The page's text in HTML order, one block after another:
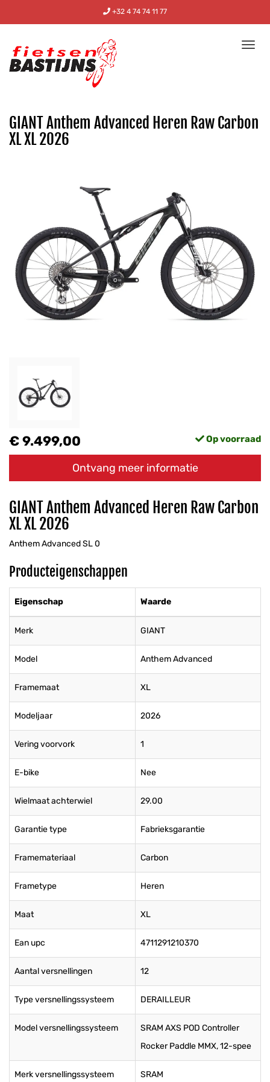
+32 4 74 74 11 77
GIANT Anthem Advanced Heren Raw Carbon
XL XL 2026
€ 9.499,00 Op voorraad
Ontvang meer informatie
GIANT Anthem Advanced Heren Raw Carbon
XL XL 2026
Anthem Advanced SL 0
Producteigenschappen
Eigenschap Waarde
Merk GIANT
Model Anthem Advanced
Framemaat XL
Modeljaar 2026
Vering voorvork 1
E-bike Nee
Wielmaat achterwiel 29.00
Garantie type Fabrieksgarantie
Framemateriaal Carbon
Frametype Heren
Maat XL
Ean upc 4711291210370
Aantal versnellingen 12
Type versnellingssysteem DERAILLEUR
Model versnellingssysteem
SRAM AXS POD Controller
Rocker Paddle MMX, 12-spee
Merk versnellingssysteem SRAM